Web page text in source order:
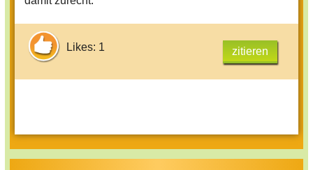
Likes: 1 zitieren